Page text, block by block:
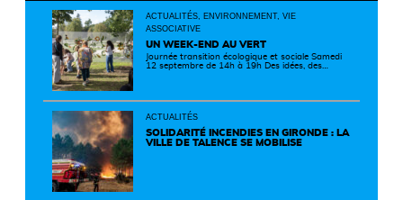
ACTUALITÉS, ENVIRONNEMENT, VIE
ASSOCIATIVE
UN WEEK-END AU VERT
Journée transition écologique et sociale Samedi
12 septembre de 14h à 19h Des idées, des
un territoire plus durable et solidaire.
ACTUALITÉS
SOLIDARITÉ INCENDIES EN GIRONDE : LA
VILLE DE TALENCE SE MOBILISE